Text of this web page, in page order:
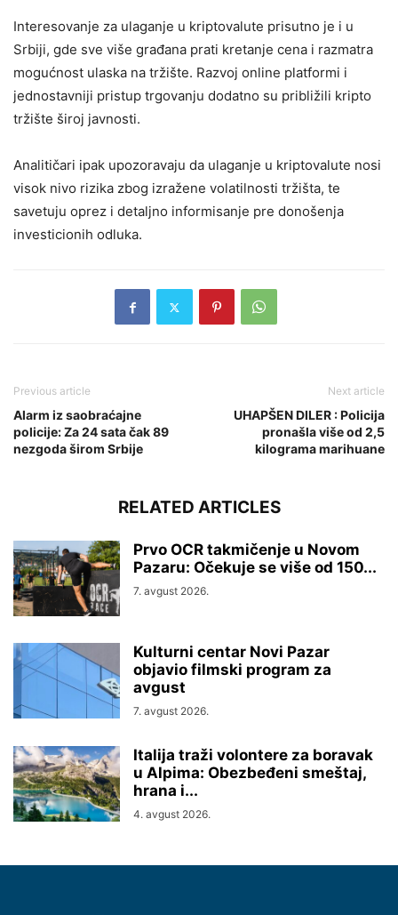
Interesovanje za ulaganje u kriptovalute prisutno je i u
Srbiji, gde sve više građana prati kretanje cena i razmatra
mogućnost ulaska na tržište. Razvoj online platformi i
jednostavniji pristup trgovanju dodatno su približili kripto
tržište široj javnosti.
Analitičari ipak upozoravaju da ulaganje u kriptovalute nosi
visok nivo rizika zbog izražene volatilnosti tržišta, te
savetuju oprez i detaljno informisanje pre donošenja
investicionih odluka.
Previous article
Alarm iz saobraćajne
policije: Za 24 sata čak 89
nezgoda širom Srbije
Next article
UHAPŠEN DILER : Policija
pronašla više od 2,5
kilograma marihuane
RELATED ARTICLES
Prvo OCR takmičenje u Novom
Pazaru: Očekuje se više od 150...
7. avgust 2026.
Kulturni centar Novi Pazar
objavio filmski program za
avgust
7. avgust 2026.
Italija traži volontere za boravak
u Alpima: Obezbeđeni smeštaj,
hrana i...
4. avgust 2026.